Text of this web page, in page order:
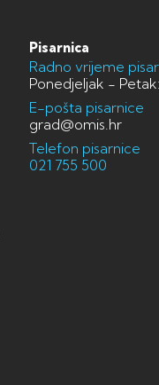
Pisarnica
Radno vrijeme
Ponedjeljak -
E-pošta pisarnice
grad@omis.hr
Telefon pisarnice
021 755 500